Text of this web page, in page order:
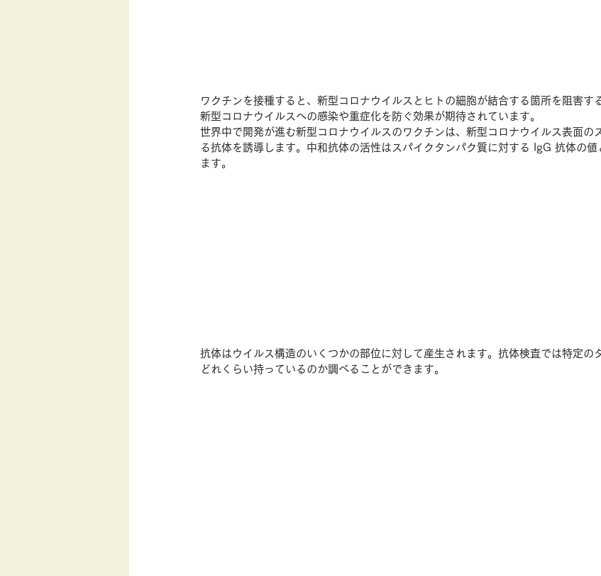
ワクチンを接種すると、新型コロナウイルスとヒトの細胞が結合する箇所を阻害す
新型コロナウイルスへの感染や重症化を防ぐ効果が期待されています。
世界中で開発が進む新型コロナウイルスのワクチンは、新型コロナウイルス表面の
る抗体を誘導します。中和抗体の活性はスパイクタンパク質に対する IgG 抗体の
ます。
抗体はウイルス構造のいくつかの部位に対して産生されます。抗体検査では特定の
どれくらい持っているのか調べることができます。